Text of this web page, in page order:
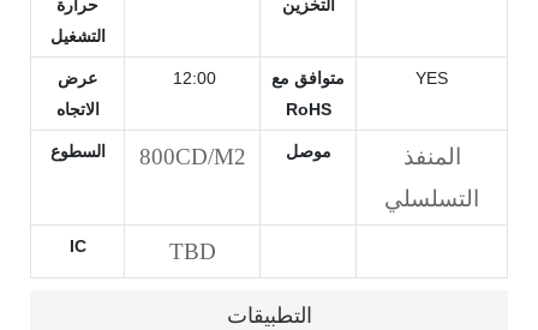
حرارة
التشغيل
التخزين
عرض
الاتجاه
12:00
متوافق مع
RoHS
YES
السطوع 800CD/M2 موصل
المنفذ
التسلسلي
IC TBD
التطبيقات